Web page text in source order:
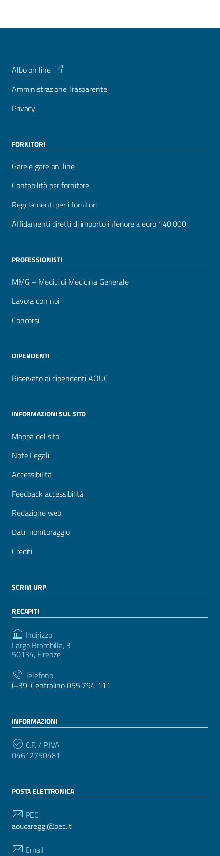
Albo on line
Amministrazione Trasparente
Privacy
FORNITORI
Gare e gare on-line
Contabilità per fornitore
Regolamenti per i fornitori
Affidamenti diretti di importo inferiore a euro 140.000
PROFESSIONISTI
MMG – Medici di Medicina Generale
Lavora con noi
Concorsi
DIPENDENTI
Riservato ai dipendenti AOUC
INFORMAZIONI SUL SITO
Mappa del sito
Note Legali
Accessibilità
Feedback accessibilità
Redazione web
Dati monitoraggio
Crediti
SCRIVI URP
RECAPITI
Indirizzo
Largo Brambilla, 3
50134, Firenze
Telefono
(+39) Centralino 055 794 111
INFORMAZIONI
C.F. / P.IVA
04612750481
POSTA ELETTRONICA
PEC
aoucareggi@pec.it
Email